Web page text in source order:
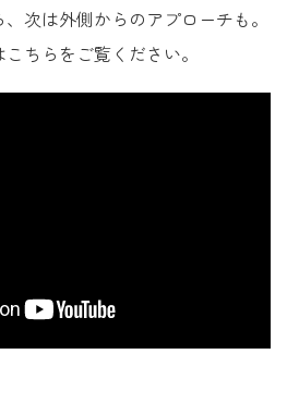
次は外側からのアプローチも。
ちらをご覧ください。